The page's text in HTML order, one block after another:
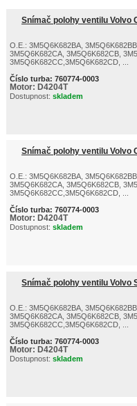
Snímač polohy ventilu Volvo
O.E.: 3M5Q6K682BA, 3M5Q6K682BB,
3M5Q6K682CA, 3M5Q6K682CB,
3M5Q6K682CC,3M5Q6K682CD, ...
Číslo turba: 760774-0003
Motor: D4204T
Dostupnost: skladem
Snímač polohy ventilu Volvo
O.E.: 3M5Q6K682BA, 3M5Q6K682BB,
3M5Q6K682CA, 3M5Q6K682CB,
3M5Q6K682CC,3M5Q6K682CD, ...
Číslo turba: 760774-0003
Motor: D4204T
Dostupnost: skladem
Snímač polohy ventilu Volvo
O.E.: 3M5Q6K682BA, 3M5Q6K682BB,
3M5Q6K682CA, 3M5Q6K682CB,
3M5Q6K682CC,3M5Q6K682CD, ...
Číslo turba: 760774-0003
Motor: D4204T
Dostupnost: skladem